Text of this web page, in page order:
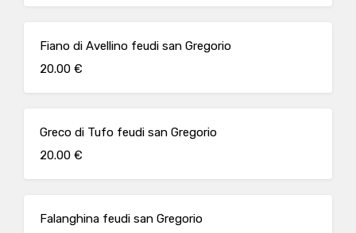
Fiano di Avellino feudi san Gregorio
20.00 €
Greco di Tufo feudi san Gregorio
20.00 €
Falanghina feudi san Gregorio